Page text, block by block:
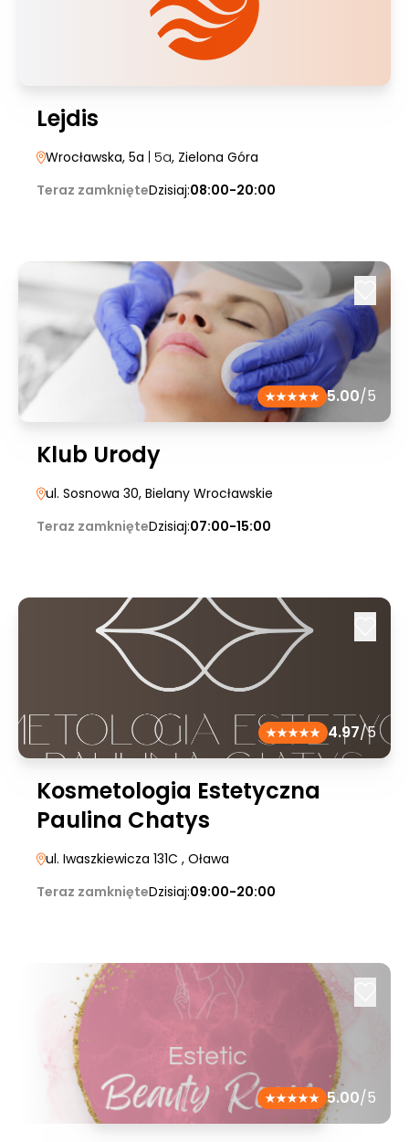
Lejdis
Wrocławska, 5a | 5a, Zielona Góra
Teraz zamknięteDzisiaj:08:00-20:00
5.00/5
Klub Urody
ul. Sosnowa 30, Bielany Wrocławskie
Teraz zamknięteDzisiaj:07:00-15:00
4.97/5
Kosmetologia Estetyczna
Paulina Chatys
ul. Iwaszkiewicza 131C , Oława
Teraz zamknięteDzisiaj:09:00-20:00
5.00/5